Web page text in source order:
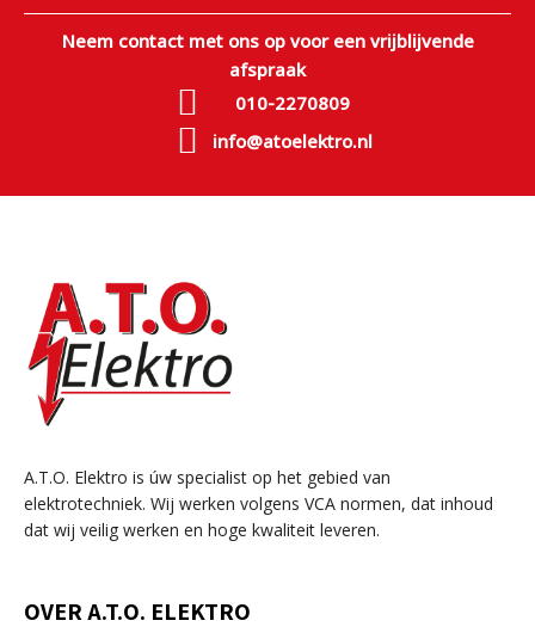
Neem contact met ons op voor een vrijblijvende
afspraak
010-2270809
info@atoelektro.nl
A.T.O. Elektro is úw specialist op het gebied van
elektrotechniek. Wij werken volgens VCA normen, dat inhoud
dat wij veilig werken en hoge kwaliteit leveren.
OVER A.T.O. ELEKTRO